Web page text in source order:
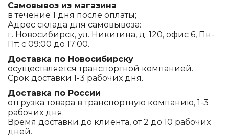
Самовывоз из магазина
в течение 1 дня после оплаты;
Адрес склада для самовывоза:
г. Новосибирск, ул. Никитина, д. 120, офис 6, Пн-
Пт: с 09:00 до 17:00.
Доставка по Новосибирску
осуществляется транспортной компанией.
Срок доставки 1-3 рабочих дня.
Доставка по России
отгрузка товара в транспортную компанию, 1-3
рабочих дня.
Время доставки до клиента, от 2 до 10 рабочих
дней.